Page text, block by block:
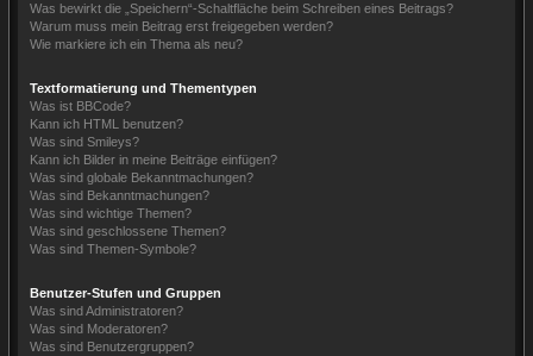
Was bewirkt die „Speichern“-Schaltfläche beim Schreiben eines Beitrags?
Warum muss mein Beitrag erst freigegeben werden?
Wie markiere ich ein Thema als neu?
Textformatierung und Thementypen
Was ist BBCode?
Kann ich HTML benutzen?
Was sind Smileys?
Kann ich Bilder in meine Beiträge einfügen?
Was sind globale Bekanntmachungen?
Was sind Bekanntmachungen?
Was sind wichtige Themen?
Was sind geschlossene Themen?
Was sind Themen-Symbole?
Benutzer-Stufen und Gruppen
Was sind Administratoren?
Was sind Moderatoren?
Was sind Benutzergruppen?